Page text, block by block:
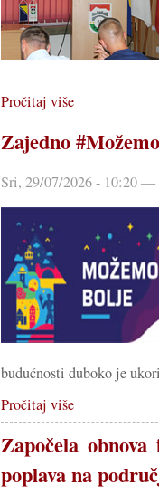
Pročitaj više
Zajedno
Sri, 29/07/2026 - 10:20
budućnosti duboko je
Pročitaj više
Započela
poplava na